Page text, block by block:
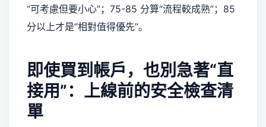
“可考慮但要小心”；75-85 分算“流程較成熟”；85
分以上才是“相對值得優先”。
即使買到帳戶，也別急著“直
接用”：上線前的安全檢查清
單